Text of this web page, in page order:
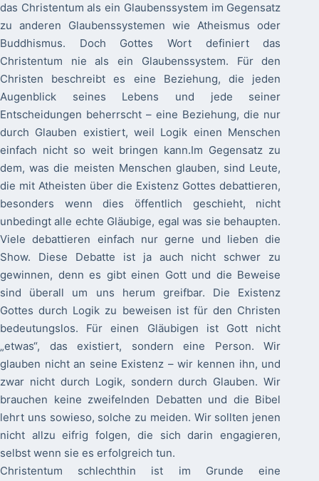
das Christentum als ein Glaubenssystem im Gegensatz
zu anderen Glaubenssystemen wie Atheismus oder
Buddhismus. Doch Gottes Wort definiert das
Christentum nie als ein Glaubenssystem. Für den
Christen beschreibt es eine Beziehung, die jeden
Augenblick seines Lebens und jede seiner
Entscheidungen beherrscht – eine Beziehung, die nur
durch Glauben existiert, weil Logik einen Menschen
einfach nicht so weit bringen kann.Im Gegensatz zu
dem, was die meisten Menschen glauben, sind Leute,
die mit Atheisten über die Existenz Gottes debattieren,
besonders wenn dies öffentlich geschieht, nicht
unbedingt alle echte Gläubige, egal was sie behaupten.
Viele debattieren einfach nur gerne und lieben die
Show. Diese Debatte ist ja auch nicht schwer zu
gewinnen, denn es gibt einen Gott und die Beweise
sind überall um uns herum greifbar. Die Existenz
Gottes durch Logik zu beweisen ist für den Christen
bedeutungslos. Für einen Gläubigen ist Gott nicht
„etwas“, das existiert, sondern eine Person. Wir
glauben nicht an seine Existenz – wir kennen ihn, und
zwar nicht durch Logik, sondern durch Glauben. Wir
brauchen keine zweifelnden Debatten und die Bibel
lehrt uns sowieso, solche zu meiden. Wir sollten jenen
nicht allzu eifrig folgen, die sich darin engagieren,
selbst wenn sie es erfolgreich tun.
Christentum schlechthin ist im Grunde eine